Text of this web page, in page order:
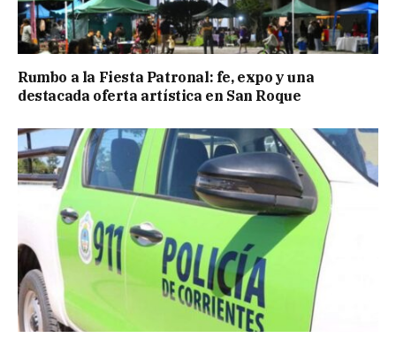
Rumbo a la Fiesta Patronal: fe, expo y una
destacada oferta artística en San Roque